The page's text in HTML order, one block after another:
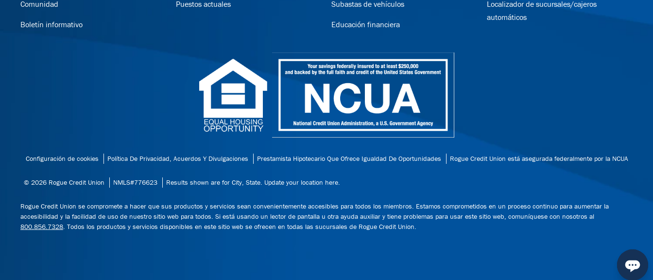
Comunidad
Boletín informativo
Puestos actuales Subastas de vehículos
Educación financiera
Localizador de sucursales/cajeros
automáticos
Configuración de cookies Política De Privacidad, Acuerdos Y Divulgaciones Prestamista Hipotecario Que Ofrece Igualdad De Oportunidades Rogue Credit Union está asegurada federalmente por la NCUA
© 2026 Rogue Credit Union NMLS#776623 Results shown are for City, State. Update your location here.
Rogue Credit Union se compromete a hacer que sus productos y servicios sean convenientemente accesibles para todos los miembros. Estamos comprometidos en un proceso continuo para aumentar la
accesibilidad y la facilidad de uso de nuestro sitio web para todos. Si está usando un lector de pantalla u otra ayuda auxiliar y tiene problemas para usar este sitio web, comuníquese con nosotros al
800.856.7328. Todos los productos y servicios disponibles en este sitio web se ofrecen en todas las sucursales de Rogue Credit Union.